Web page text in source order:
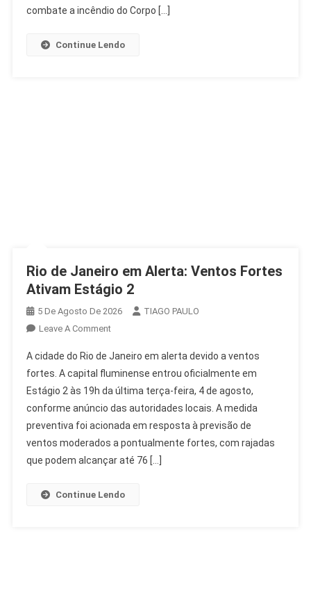
E
combate a incêndio do Corpo […]
Continue Lendo
Rio de Janeiro em Alerta: Ventos Fortes
Ativam Estágio 2
5 De Agosto De 2026
TIAGO PAULO
Leave A CommentOn
De
Janeiro
Em
Alerta:
Ventos
Fortes
Ativam
A cidade do Rio de Janeiro em alerta devido a ventos
fortes. A capital fluminense entrou oficialmente em
Estágio 2 às 19h da última terça-feira, 4 de agosto,
conforme anúncio das autoridades locais. A medida
preventiva foi acionada em resposta à previsão de
ventos moderados a pontualmente fortes, com rajadas
que podem alcançar até 76 […]
Continue Lendo